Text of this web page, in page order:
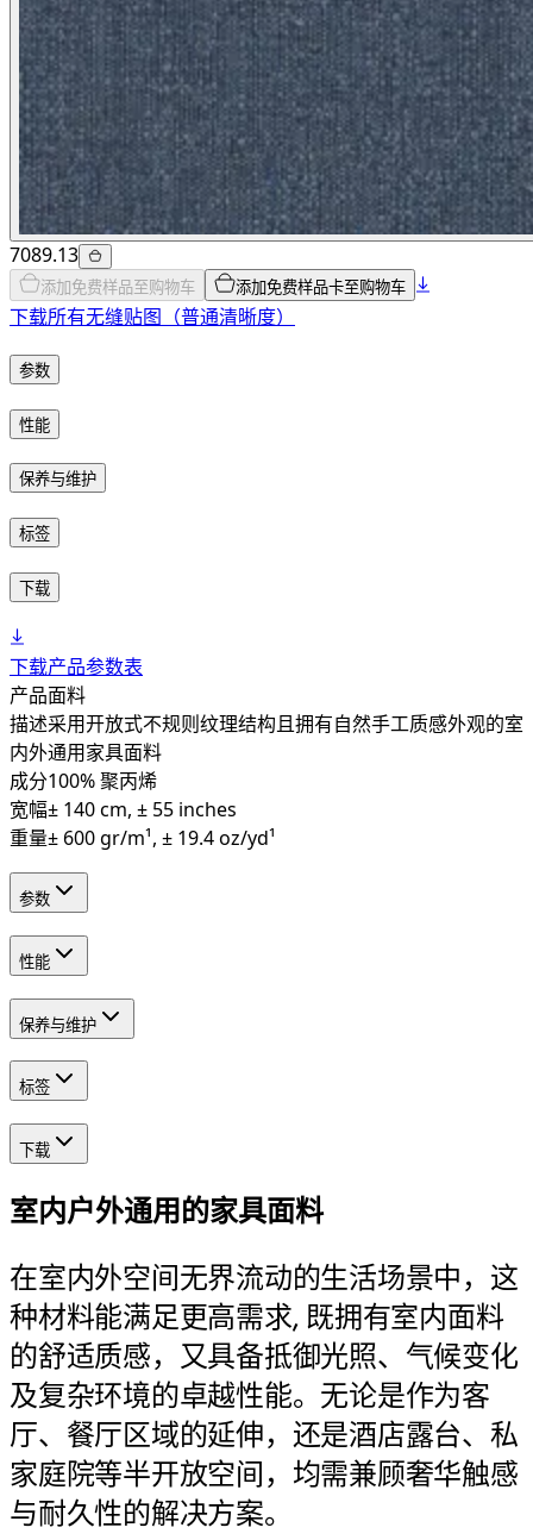
7089.13
添加免费样品至购物车 添加免费样品卡至购物车
下载所有无缝贴图（普通清晰度）
参数
性能
保养与维护
标签
下载
下载产品参数表
产品面料
描述采用开放式不规则纹理结构且拥有自然手工质感外观的室
内外通用家具面料
成分100% 聚丙烯
宽幅± 140 cm, ± 55 inches
重量± 600 gr/m¹, ± 19.4 oz/yd¹
参数
性能
保养与维护
标签
下载
室内户外通用的家具面料
在室内外空间无界流动的生活场景中，这
种材料能满足更高需求, 既拥有室内面料
的舒适质感，又具备抵御光照、气候变化
及复杂环境的卓越性能。无论是作为客
厅、餐厅区域的延伸，还是酒店露台、私
家庭院等半开放空间，均需兼顾奢华触感
与耐久性的解决方案。